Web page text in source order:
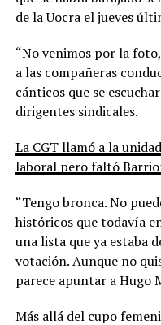
de la Uocra el jueves
“No venimos por la
a las compañeras
cánticos que se
dirigentes sindicales.
La CGT llamó a la
laboral pero faltó
“Tengo bronca. No
históricos que todavía
una lista que ya estaba
votación. Aunque no
parece apuntar a Hugo
Más allá del cupo